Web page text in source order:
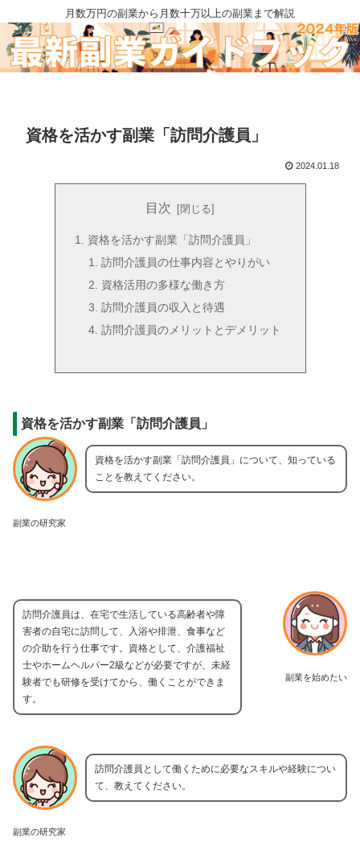
月数万円の副業から月数十万以上の副業まで解説
資格を活かす副業「訪問介護員」
2024.01.18
目次
資格を活かす副業「訪問介護員」
訪問介護員の仕事内容とやりがい
資格活用の多様な働き方
訪問介護員の収入と待遇
訪問介護員のメリットとデメリット
資格を活かす副業「訪問介護員」
副業の研究家
資格を活かす副業「訪問介護員」について、知っている
ことを教えてください。
副業を始めたい
訪問介護員は、在宅で生活している高齢者や障
害者の自宅に訪問して、入浴や排泄、食事など
の介助を行う仕事です。資格として、介護福祉
士やホームヘルパー2級などが必要ですが、未経
験者でも研修を受けてから、働くことができま
す。
副業の研究家
訪問介護員として働くために必要なスキルや経験につい
て、教えてください。